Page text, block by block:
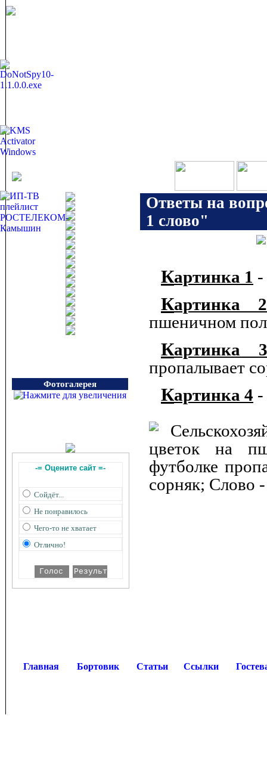
Фотогалерея
-= Оцените сайт =-
Сойдёт...
Не понравилось
Чего-то не хватает
Отлично!
Ответы на
1 слово"
Картинка 1 -
Картинка 2
пшеничном
Картинка
пропалывает
Картинка 4 -
Главная Бортовик Статьи Ссылки